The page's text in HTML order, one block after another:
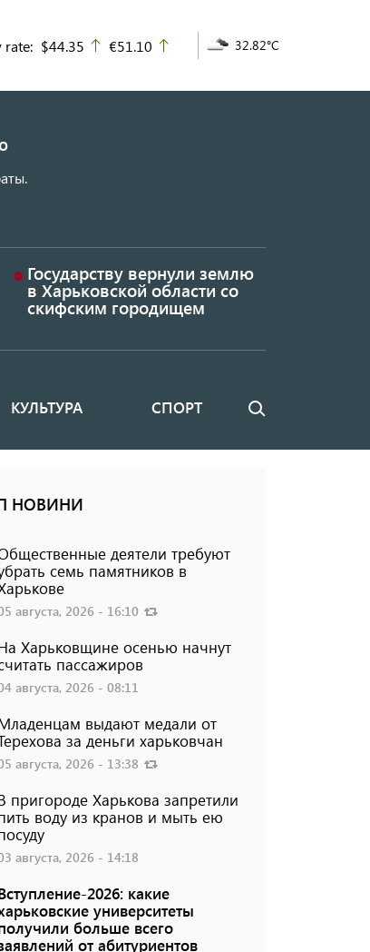
rate: $44.35 up
€51.10 32.82°C
Государству вернули землю
в Харьковской области со
скифским городищем
КУЛЬТУРА СПОРТ Поиск
НОВИНИ
деятели требуют
семь памятников в
августа, 2026 - 16:10
Харьковщине осенью начнут
пассажиров
августа, 2026 - 08:11
выдают медали от
за деньги харьковчан
августа, 2026 - 13:38
пригороде Харькова запретили
воду из кранов и мыть ею
августа, 2026 - 14:18
2026: какие
университеты
больше всего
от абитуриентов